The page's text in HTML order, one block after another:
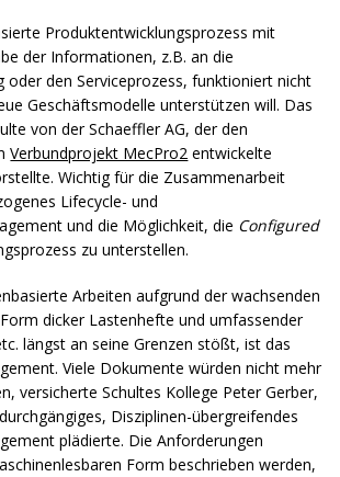
Produktentwicklungsprozess mit
der Informationen, z.B. an die
oder den Serviceprozess, funktioniert nicht
Geschäftsmodelle unterstützen will. Das
von der Schaeffler AG, der den
Verbundprojekt MecPro2 entwickelte
Wichtig für die Zusammenarbeit
Lifecycle- und
und die Möglichkeit, die Configured
zu unterstellen.
Arbeiten aufgrund der wachsenden
dicker Lastenhefte und umfassender
längst an seine Grenzen stößt, ist das
Viele Dokumente würden nicht mehr
versicherte Schultes Kollege Peter Gerber,
Disziplinen-übergreifendes
plädierte. Die Anforderungen
Form beschrieben werden,